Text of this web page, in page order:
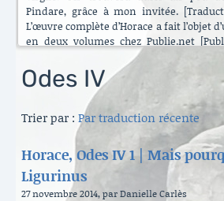
Pindare, grâce à mon invitée.
L’œuvre complète d’Horace a fait l’objet
en deux volumes chez Publie.net
encore d’autres traductions que celles
lire ici. C’est maintenant l’Énéide qui
besoin de mettre ma longue pratique
s’est accru ces dernières années
est nouvelle. Elle va s’enrichir peu à
belles surprises, des échanges
haïku en latin sous le titre austère
Danielle Carlès
Odes IV
Trier par : Par traduction récente
Horace, Odes IV 1 | Mais
Ligurinus
27 novembre 2014, par Danielle Carlès